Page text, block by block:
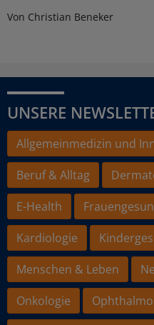
Von Christian Beneker
UNSERE
Allgemeinmedizin und
Beruf & Alltag
E-Health
Kardiologie
Menschen & Leben
Onkologie